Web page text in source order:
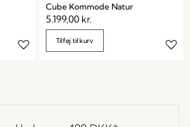
Cube Kommode Natur
5.199,00 kr.
Tilføj til kurv